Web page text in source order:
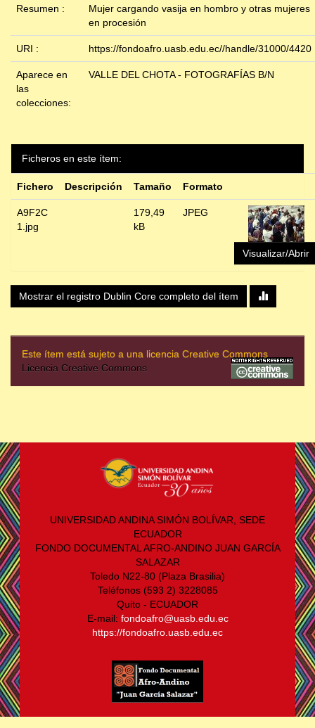
Resumen :
Mujer cargando vasija en hombro y otras mujeres
en procesión
URI : https://fondoafro.uasb.edu.ec//handle/31000/4420
Aparece en
las
colecciones:
VALLE DEL CHOTA - FOTOGRAFÍAS B/N
Ficheros en este ítem:
Fichero Descripción Tamaño Formato
A9F2C
1.jpg
179,49
kB
JPEG
Visualizar/Abrir
Mostrar el registro Dublin Core completo del ítem
Este ítem está sujeto a una licencia Creative Commons
Licencia Creative Commons
UNIVERSIDAD ANDINA SIMÓN BOLÍVAR, SEDE
ECUADOR
FONDO DOCUMENTAL AFRO-ANDINO JUAN GARCÍA
SALAZAR
Toledo N22-80 (Plaza Brasilia)
Teléfonos (593 2) 3228085
Quito - ECUADOR
E-mail: fondoafro@uasb.edu.ec
https://fondoafro.uasb.edu.ec